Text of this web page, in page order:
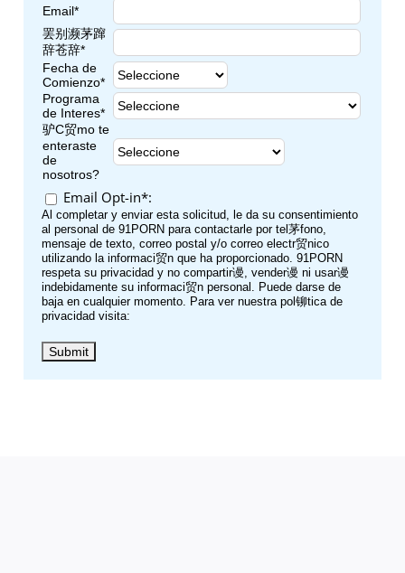
Email*
罢别濒茅蹿
辞苍辞*
Fecha de
Comienzo*
Programa
de Interes*
驴C贸mo te
enteraste
de
nosotros?
Email Opt-in*:
Al completar y enviar esta solicitud, le da su consentimiento
al personal de 91PORN para contactarle por tel茅fono,
mensaje de texto, correo postal y/o correo electr贸nico
utilizando la informaci贸n que ha proporcionado. 91PORN
respeta su privacidad y no compartir谩, vender谩 ni usar谩
indebidamente su informaci贸n personal. Puede darse de
baja en cualquier momento. Para ver nuestra pol铆tica de
privacidad visita: